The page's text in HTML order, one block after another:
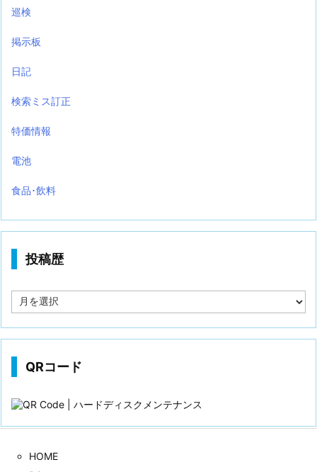
巡検
掲示板
日記
検索ミス訂正
特価情報
電池
食品･飲料
投稿歴
稿
QRコード
HOME